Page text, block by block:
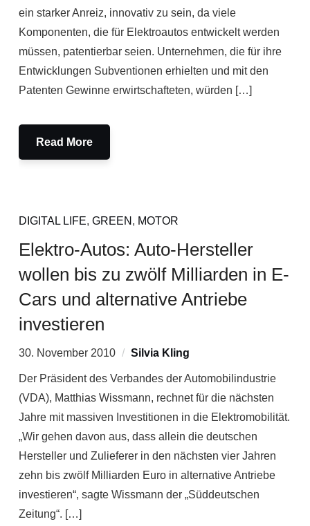
ein starker Anreiz, innovativ zu sein, da viele
Komponenten, die für Elektroautos entwickelt werden
müssen, patentierbar seien. Unternehmen, die für ihre
Entwicklungen Subventionen erhielten und mit den
Patenten Gewinne erwirtschafteten, würden […]
Read More
DIGITAL LIFE, GREEN , MOTOR
Elektro-Autos: Auto-Hersteller
wollen bis zu zwölf Milliarden in E-
Cars und alternative Antriebe
investieren
30. November 2010 Silvia Kling
Der Präsident des Verbandes der Automobilindustrie
(VDA), Matthias Wissmann, rechnet für die nächsten
Jahre mit massiven Investitionen in die Elektromobilität.
„Wir gehen davon aus, dass allein die deutschen
Hersteller und Zulieferer in den nächsten vier Jahren
zehn bis zwölf Milliarden Euro in alternative Antriebe
investieren“, sagte Wissmann der „Süddeutschen
Zeitung“. […]